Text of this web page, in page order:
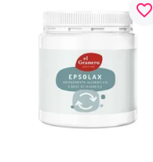
favorite_border